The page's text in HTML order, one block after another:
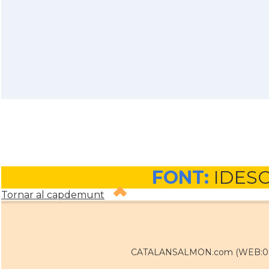
FONT:
Tornar al capdemunt
CATALANSALMON.com